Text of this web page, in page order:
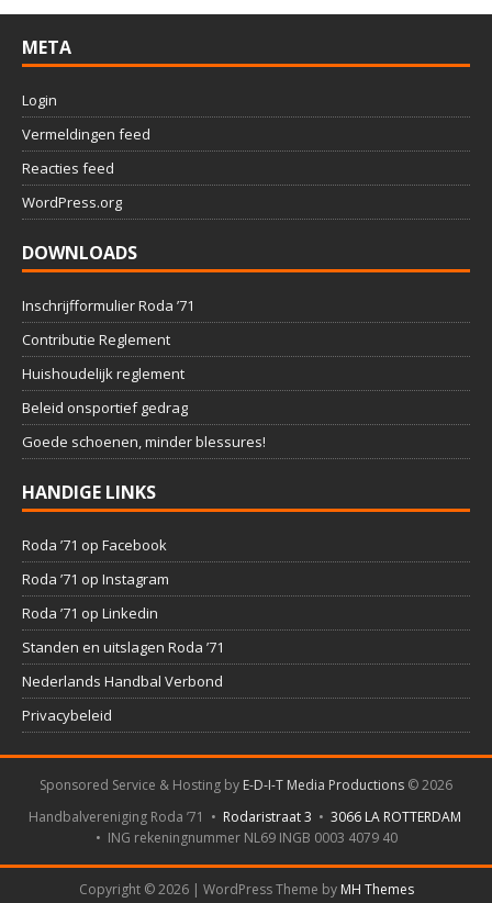
META
Login
Vermeldingen feed
Reacties feed
WordPress.org
DOWNLOADS
Inschrijfformulier Roda ’71
Contributie Reglement
Huishoudelijk reglement
Beleid onsportief gedrag
Goede schoenen, minder blessures!
HANDIGE LINKS
Roda ’71 op Facebook
Roda ’71 op Instagram
Roda ’71 op Linkedin
Standen en uitslagen Roda ’71
Nederlands Handbal Verbond
Privacybeleid
Sponsored Service & Hosting by E-D-I-T Media Productions ©2026
Handbalvereniging Roda ’71 • Rodaristraat 3 • 3066 LA ROTTERDAM
• ING rekeningnummer NL69 INGB 0003 4079 40
Copyright © 2026 | WordPress Theme by MH Themes